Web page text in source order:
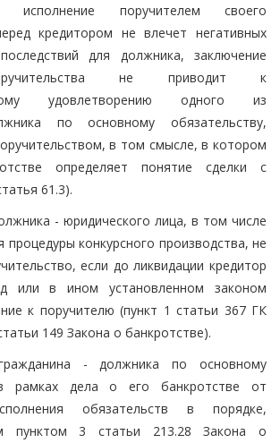
исполнение поручителем своего
кредитором не влечет негативных
для должника, заключение
не приводит к
удовлетворению одного из
по основному обязательству,
в том смысле, в котором
определяет понятие сделки с
61.3).
- юридического лица, в том числе
процедуры конкурсного производства, не
если до ликвидации кредитор
или в ином установленном законом
к поручителю (пункт 1 статьи 367 ГК
149 Закона о банкротстве).
- должника по основному
в рамках дела о его банкротстве от
обязательств в порядке,
пунктом 3 статьи 213.28 Закона о